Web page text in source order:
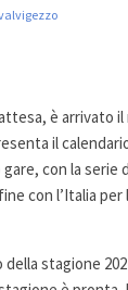
è arrivato
il
con la serie
con l’Italia per
stagione